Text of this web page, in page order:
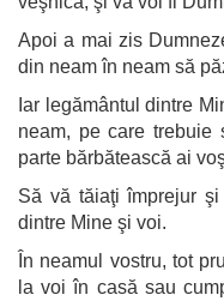
Apoi a mai zis
din neam în neam să
Iar legământul dintre
neam, pe care trebuie
parte bărbătească ai
Să vă tăiaţi împrejur
dintre Mine şi voi.
În neamul vostru, tot
la voi în casă sau